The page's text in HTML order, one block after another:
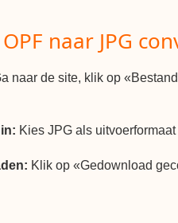
naar JPG
naar de site, klik op
Kies JPG als
Klik op «Gedownload